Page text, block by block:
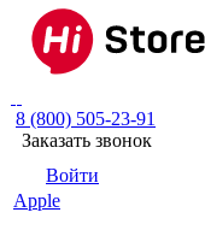
8 (800) 505-23-91
Заказать звонок
Войти
Apple